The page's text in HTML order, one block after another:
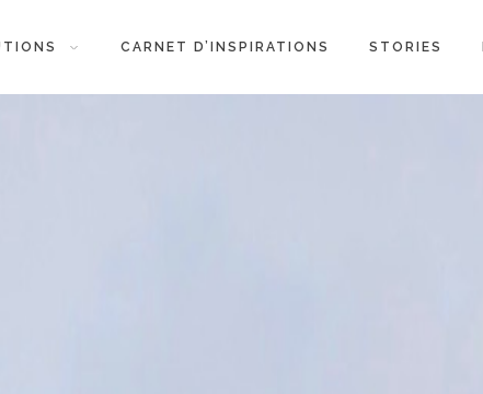
CARNET D’INSPIRATIONS STORIES